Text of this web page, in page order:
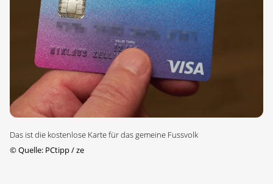
Das ist die kostenlose Karte für das gemeine Fussvolk
©Quelle: PCtipp / ze